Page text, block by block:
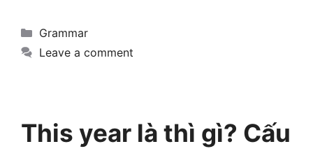
Categories
Grammar
Leave a comment
This year là thì gì? Cấu